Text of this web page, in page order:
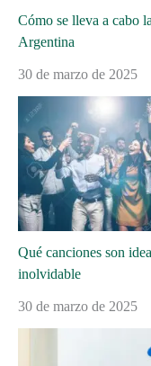
Cómo se lleva a cabo
Argentina
30 de marzo de 2025
Qué canciones son
inolvidable
30 de marzo de 2025